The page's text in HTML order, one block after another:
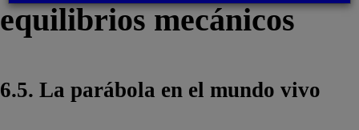
equilibrios mecánicos
6.5. La parábola en el mundo vivo